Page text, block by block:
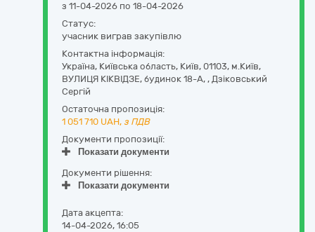
з 11-04-2026 по 18-04-2026
Статус:
учасник виграв закупівлю
Контактна інформація:
Україна, Київська область, Київ, 01103, м.Київ,
ВУЛИЦЯ КІКВІДЗЕ, будинок 18-А, , Дзіковський
Сергій
Остаточна пропозиція:
1 051 710 UAH, з ПДВ
Документи пропозиції:
Показати документи
Документи рішення:
Показати документи
Дата акцепта:
14-04-2026, 16:05